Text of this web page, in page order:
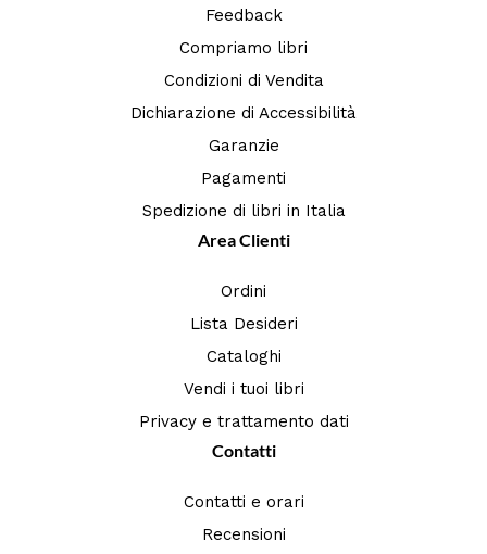
Feedback
Compriamo libri
Condizioni di Vendita
Dichiarazione di Accessibilità
Garanzie
Pagamenti
Spedizione di libri in Italia
Area Clienti
Ordini
Lista Desideri
Cataloghi
Vendi i tuoi libri
Privacy e trattamento dati
Contatti
Contatti e orari
Recensioni